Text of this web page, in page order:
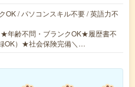
OK / パソコンスキル不要 / 英語力不
年齢不問・ブランクOK★履歴書不
OK）★社会保険完備＼…